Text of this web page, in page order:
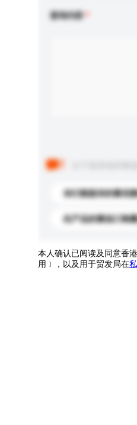
查询内容
你们能提供的最优
此产品的最低订购
本人确认已阅读及同意香
用﹞，以及用于贸发局在